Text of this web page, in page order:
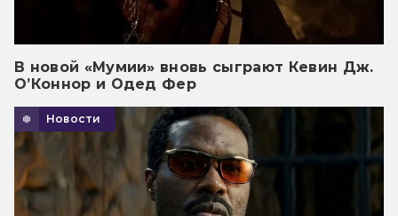
В новой «Мумии» вновь сыграют Кевин Дж.
О’Коннор и Одед Фер
Новости